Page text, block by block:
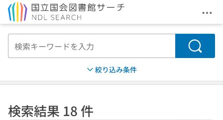
メ
検索
絞り込み条件
検索結果 18 件